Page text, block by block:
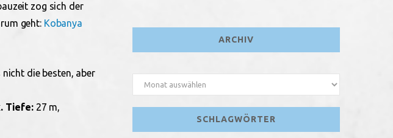
zog sich der
geht: Kobanya
die besten, aber
Tiefe:27 m,
ARCHIV
Archiv
SCHLAGWÖRTER